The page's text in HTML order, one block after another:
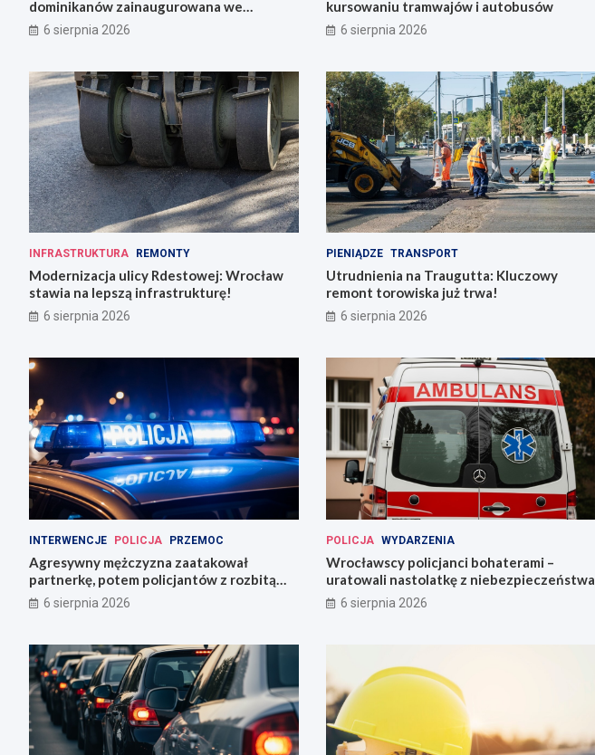
dominikanów zainaugurowana we
Wrocławiu
6 sierpnia 2026
kursowaniu tramwajów i autobusów
6 sierpnia 2026
INFRASTRUKTURA REMONTY
Modernizacja ulicy Rdestowej: Wrocław
stawia na lepszą infrastrukturę!
6 sierpnia 2026
PIENIĄDZE TRANSPORT
Utrudnienia na Traugutta: Kluczowy
remont torowiska już trwa!
6 sierpnia 2026
INTERWENCJE POLICJA PRZEMOC
Agresywny mężczyzna zaatakował
partnerkę, potem policjantów z rozbitą
butelką
6 sierpnia 2026
POLICJA WYDARZENIA
Wrocławscy policjanci bohaterami –
uratowali nastolatkę z niebezpieczeństwa
6 sierpnia 2026